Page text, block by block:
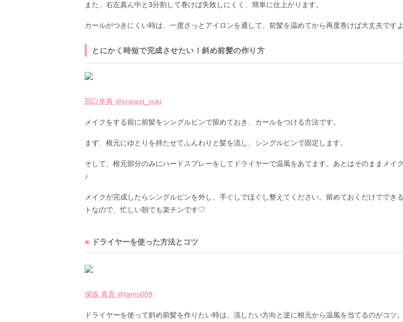
また、右左真ん中と3分割して巻けば失敗しにくく、簡単に仕上がります。
カールがつきにくい時は、一度さっとアイロンを通して、前髪を温めてから再度巻けば大丈夫です
とにかく時短で完成させたい！斜め前髪の作り方
田口幸典 @crarest_yuki
メイクをする前に前髪をシングルピンで留めておき、カールをつける方法です。
まず、根元にゆとりを持たせてふんわりと髪を流し、シングルピンで固定します。
そして、根元部分のみにハードスプレーをしてドライヤーで温風をあてます。あとはそのままメイ
♪
メイクが完成したらシングルピンを外し、手ぐしでほぐし整えてください。留めておくだけででき
トなので、忙しい朝でも楽チンです♡
ドライヤーを使った方法とコツ
保坂 真吾 @tamo009
ドライヤーを使って斜め前髪を作りたい時は、流したい方向と逆に根元から温風を当てるのがコツ。